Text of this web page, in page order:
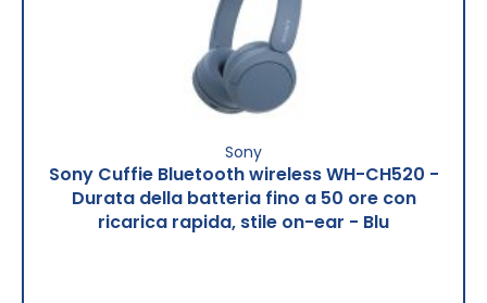
Sony
Sony Cuffie Bluetooth wireless WH-CH520 -
Durata della batteria fino a 50 ore con
ricarica rapida, stile on-ear - Blu